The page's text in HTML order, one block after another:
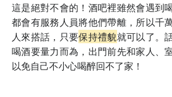
這是絕對不會的！酒吧裡雖然會遇到
都會有服務人員將他們帶離，所以千
人來搭話，只要保持禮貌就可以了。
喝酒要量力而為，出門前先和家人、
以免自己不小心喝醉回不了家！